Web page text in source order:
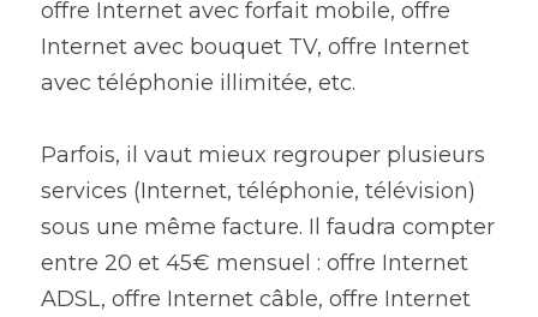
offre Internet avec forfait mobile, offre
Internet avec bouquet TV, offre Internet
avec téléphonie illimitée, etc.
Parfois, il vaut mieux regrouper plusieurs
services (Internet, téléphonie, télévision)
sous une même facture. Il faudra compter
entre 20 et 45€ mensuel : offre Internet
ADSL, offre Internet câble, offre Internet